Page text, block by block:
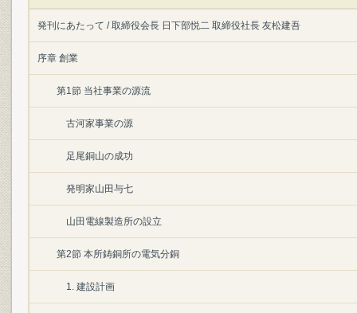
発刊にあたって / 取締役会長 日下部悦二 取締役社長 友松建吾
序章 創業
第1節 当社事業の源流
古河家事業の源
足尾銅山の成功
発明家山田与七
山田電線製造所の設立
第2節 本所鋳銅所の電気分銅
1. 建設計画